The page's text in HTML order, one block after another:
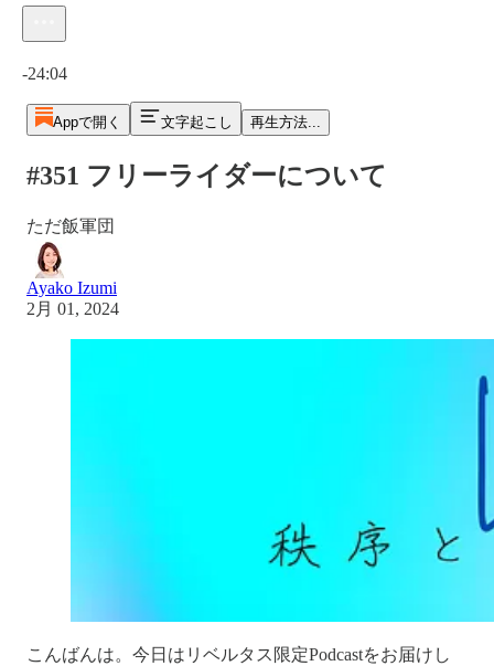
-24:04
Appで開く 文字起こし 再生方法...
#351 フリーライダーについて
ただ飯軍団
Ayako Izumi
2月 01, 2024
こんばんは。今日はリベルタス限定Podcastをお届けし